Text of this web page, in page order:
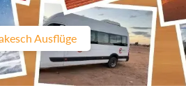
Ausflüge